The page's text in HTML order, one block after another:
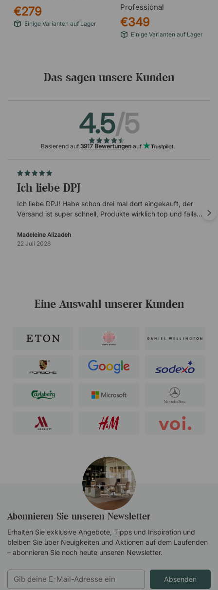
€279
Einige Varianten auf Lager
Professional
€349
Einige Varianten auf Lager
Das sagen unsere Kunden
4.5/5
Basierend auf 3917 Bewertungen auf
Ich liebe DPJ
Ich liebe DPJ! Habe schon drei mal dort eingekauft, der
Versand ist super schnell, Produkte wirklich top und falls
verlässlich.
Madeleine Alizadeh
22 Juli 2026
Eine Auswahl unserer Kunden
Abonnieren Sie unseren Newsletter
Erhalten Sie exklusive Angebote, Tipps und Inspiration und
bleiben Sie über Neuigkeiten und Aktionen auf dem Laufenden
– abonnieren Sie noch heute unseren Newsletter.
Absenden